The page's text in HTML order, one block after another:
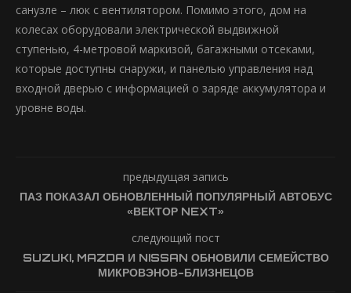
санузле – люк с вентилятором. Помимо этого, дом на
колесах оборудовали электрической выдвижной
ступенью, 4-метровой маркизой, багажными отсеками,
которые доступны снаружи, и панелью управления над
входной дверью с информацией о заряде аккумулятора и
уровне воды.
предыдущая запись
ПАЗ ПОКАЗАЛ ОБНОВЛЕННЫЙ ПОПУЛЯРНЫЙ АВТОБУС
«ВЕКТОР NEXT»
следующий пост
SUZUKI, MAZDA И NISSAN ОБНОВИЛИ СЕМЕЙСТВО
МИКРОВЭНОВ-БЛИЗНЕЦОВ